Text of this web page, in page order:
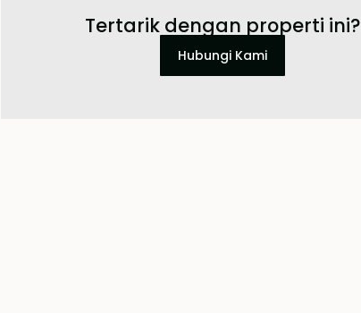
Tertarik dengan properti ini?
Hubungi Kami